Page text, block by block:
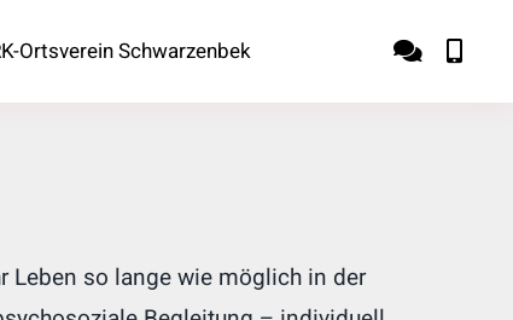
Ortsverein Schwarzenbek
Leben so lange wie möglich in der